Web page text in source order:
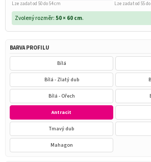
Lze zadat od 50 do 54 cm Lze zadat od 55
Zvolený rozměr: 50 × 60 cm.
BARVA PROFILU
Bílá
Bílá - Zlatý dub
Bílá - Ořech
Antracit
Tmavý dub
Mahagon